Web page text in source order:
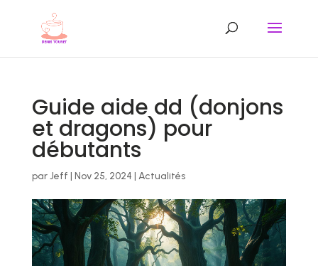
Guide aide dd (donjons
et dragons) pour
débutants
parJeff | Nov 25, 2024 | Actualités